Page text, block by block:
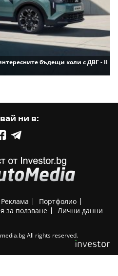
бъдещи коли с ДВГ - II
ни в:
Реклама
Портфолио
за ползване Лични данни
All rights reserved.